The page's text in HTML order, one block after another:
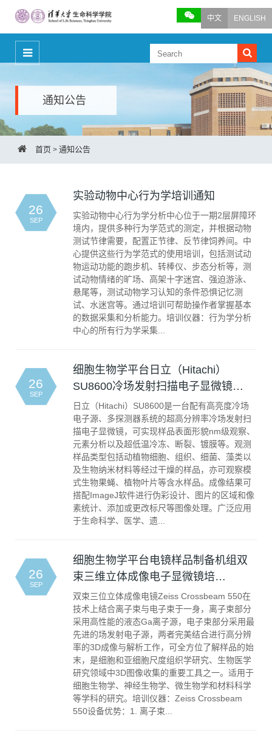
中文 ENGLISH
通知公告
首页 > 通知公告
26
SEP
实验动物中心行为学培训通知
实验动物中心行为学分析中心位于一期2层屏障环
境内，提供多种行为学范式的测定，并根据动物
测试节律需要，配置正节律、反节律饲养间。中
心提供这些行为学范式的使用培训，包括测试动
物运动功能的跑步机、转棒仪、步态分析等，测
试动物情绪的旷场、高架十字迷宫、强迫游泳、
悬尾等，测试动物学习认知的条件恐惧记忆测
试、水迷宫等。通过培训可帮助操作者掌握基本
的数据采集和分析能力。培训仪器：行为学分析
中心的所有行为学采集...
26
SEP
细胞生物学平台日立（Hitachi）
SU8600冷场发射扫描电子显微镜…
日立（Hitachi）SU8600是一台配有高亮度冷场
电子源、多探测器系统的超高分辨率冷场发射扫
描电子显微镜，可实现样品表面形貌nm级观察、
元素分析以及超低温冷冻、断裂、镀膜等。观测
样品类型包括动植物细胞、组织、细菌、藻类以
及生物纳米材料等经过干燥的样品，亦可观察模
式生物果蝇、植物叶片等含水样品。成像结果可
搭配ImageJ软件进行伪彩设计、图片的区域和像
素统计、添加或更改标尺等图像处理。广泛应用
于生命科学、医学、遗...
26
SEP
细胞生物学平台电镜样品制备机组双
束三维立体成像电子显微镜培…
双束三位立体成像电镜Zeiss Crossbeam 550在
技术上结合离子束与电子束于一身，离子束部分
采用高性能的液态Ga离子源，电子束部分采用最
先进的场发射电子源，两者完美结合进行高分辨
率的3D成像与解析工作，可全方位了解样品的始
末，是细胞和亚细胞尺度组织学研究、生物医学
研究领域中3D图像收集的重要工具之一。适用于
细胞生物学、神经生物学、微生物学和材料科学
等学科的研究。培训仪器：Zeiss Crossbeam
550设备优势：1. 离子束...